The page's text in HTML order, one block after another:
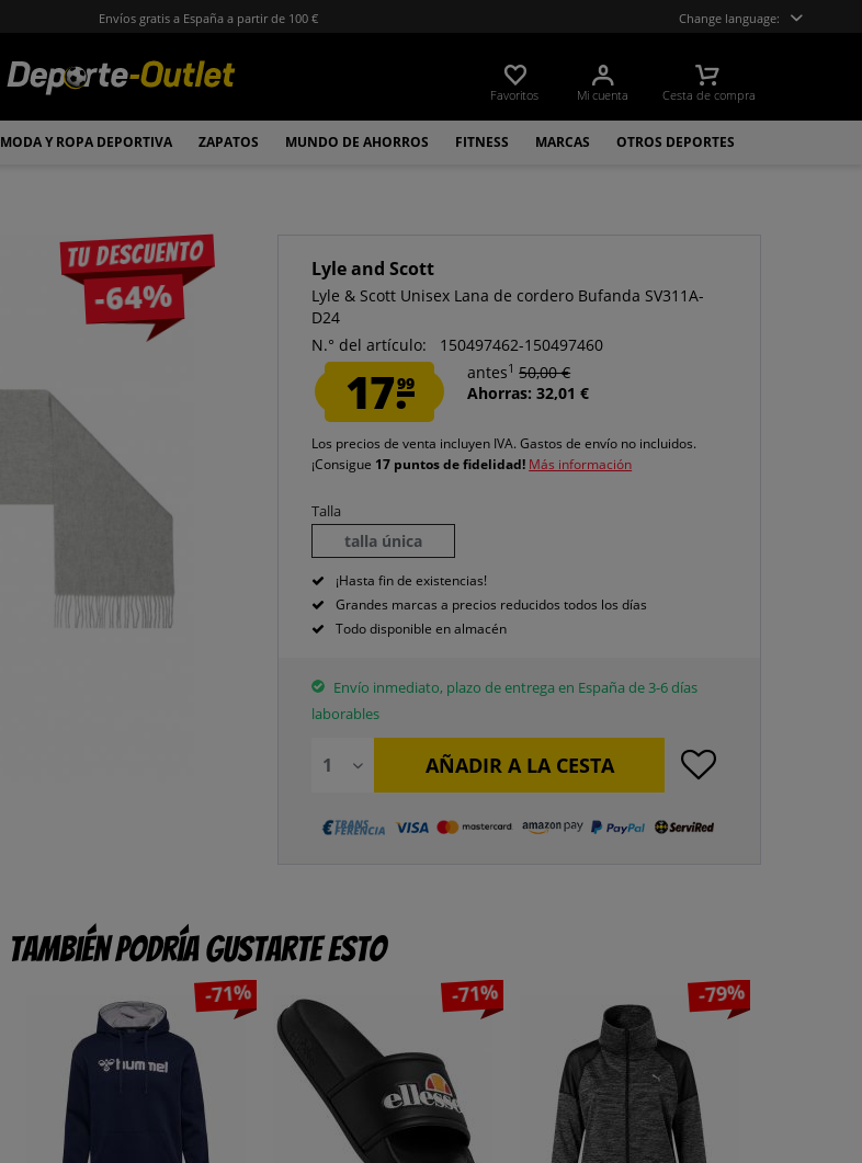
Envíos gratis a España a partir de 100 € Change language:
Favoritos Mi cuenta Cesta de compra
MODA Y ROPA DEPORTIVA ZAPATOS MUNDO DE AHORROS FITNESS MARCAS OTROS DEPORTES
Tu descuento
-64%
Lyle and Scott
Lyle & Scott Unisex Lana de cordero Bufanda SV311A-
D24
N.° del artículo:
150497462-150497460
17.99
antes1 50,00 €
Ahorras: 32,01 €
Los precios de venta incluyen IVA.Gastos de envío no incluidos.
¡Consigue 17 puntos de fidelidad! Más información
Talla
talla única
¡Hasta fin de existencias!
Grandes marcas a precios reducidos todos los días
Todo disponible en almacén
Envío inmediato, plazo de entrega en España de 3-6 días
laborables
AÑADIR A LA CESTA
También podría gustarte esto
-71% -71% -79%